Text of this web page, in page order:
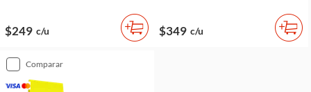
$249 c/u $349 c/u
comparar